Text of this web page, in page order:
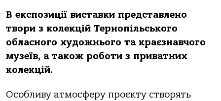
В експозиції виставки представлено
твори з колекцій Тернопільського
обласного художнього та краєзнавчого
музеїв, а також роботи з приватних
колекцій.
Особливу атмосферу проєкту створять